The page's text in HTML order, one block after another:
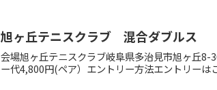
旭ヶ丘テニスクラブ 混合ダブルス
会場旭ヶ丘テニスクラブ岐阜県多治見市旭ヶ丘
ー代4,800円(ペア）エントリー方法エントリーは